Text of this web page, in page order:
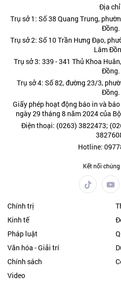
Địa
Trụ sở 1: Số 38 Quang Trung,
Đồng.
Trụ sở 2: Số 10 Trần Hưng Đạo,
Lâm
Trụ sở 3: 339 - 341 Thủ Khoa
Đồng.
Trụ sở 4: Số 82, đường 23/3,
Đồng.
Giấy phép hoạt động báo in và
ngày 29 tháng 8 năm 2024 của
Điện thoại: (0263) 3822473;
Hotline:
Kết nối
Chính trị
Kinh tế
Pháp luật
Văn hóa - Giải trí
Chính sách
Video